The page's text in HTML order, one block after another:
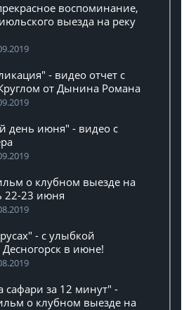
воспоминание,
выезда на реку
- видео отчет с
от Дынина Романа
день июня" - видео с
о клубном выезде на
22-23 июня
- с улыбкой
в июне!
сафари за 12 минут" -
о клубном выезде на